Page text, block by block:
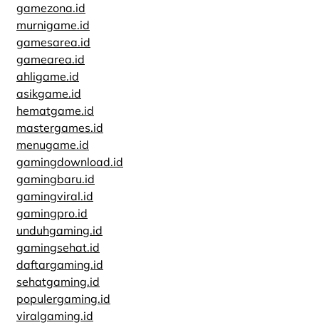
gamezona.id
murnigame.id
gamesarea.id
gamearea.id
ahligame.id
asikgame.id
hematgame.id
mastergames.id
menugame.id
gamingdownload.id
gamingbaru.id
gamingviral.id
gamingpro.id
unduhgaming.id
gamingsehat.id
daftargaming.id
sehatgaming.id
populergaming.id
viralgaming.id